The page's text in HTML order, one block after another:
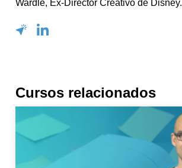
Wardle, Ex-Director Creativo de Disney.
Cursos relacionados